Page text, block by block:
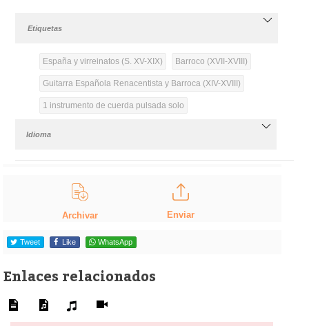
Etiquetas
España y virreinatos (S. XV-XIX) Barroco (XVII-XVIII)
Guitarra Española Renacentista y Barroca (XIV-XVIII)
1 instrumento de cuerda pulsada solo
Idioma
Archivar Enviar
Tweet Like WhatsApp
Enlaces relacionados